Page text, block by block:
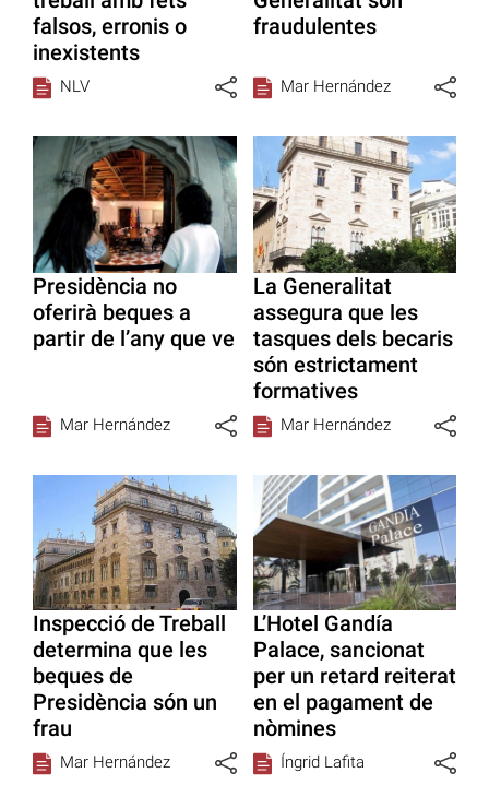
falsos, erronis o
inexistents
NLV
fraudulentes
Mar Hernández
Presidència no
oferirà beques a
partir de l’any que ve
Mar Hernández
La Generalitat
assegura que les
tasques dels becaris
són estrictament
formatives
Mar Hernández
Inspecció de Treball
determina que les
beques de
Presidència són un
frau
Mar Hernández
L’Hotel Gandía
Palace, sancionat
per un retard reiterat
en el pagament de
nòmines
Íngrid Lafita